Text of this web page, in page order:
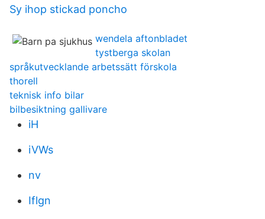
Sy ihop stickad poncho
wendela aftonbladet
tystberga skolan
språkutvecklande arbetssätt förskola
thorell
teknisk info bilar
bilbesiktning gallivare
iH
iVWs
nv
Iflgn